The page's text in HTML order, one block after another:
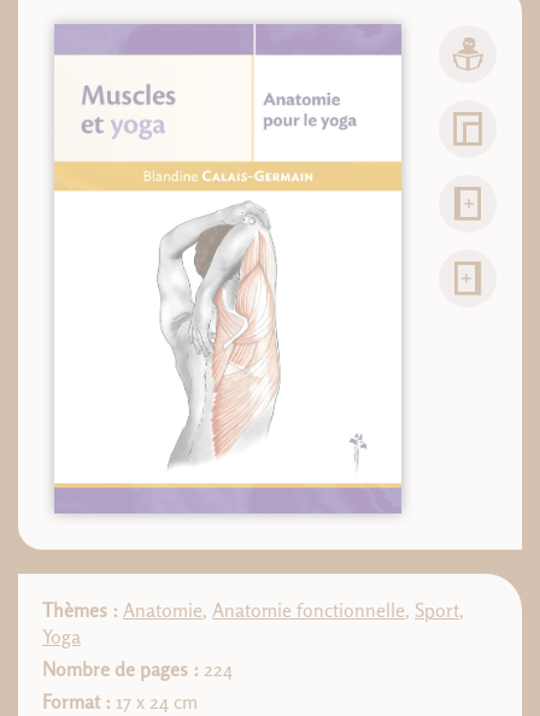
Thèmes : Anatomie, Anatomie fonctionnelle, Sport,
Yoga
Nombre de pages : 224
Format : 17 x 24 cm